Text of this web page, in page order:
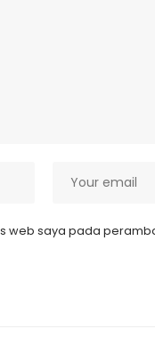
web saya pada